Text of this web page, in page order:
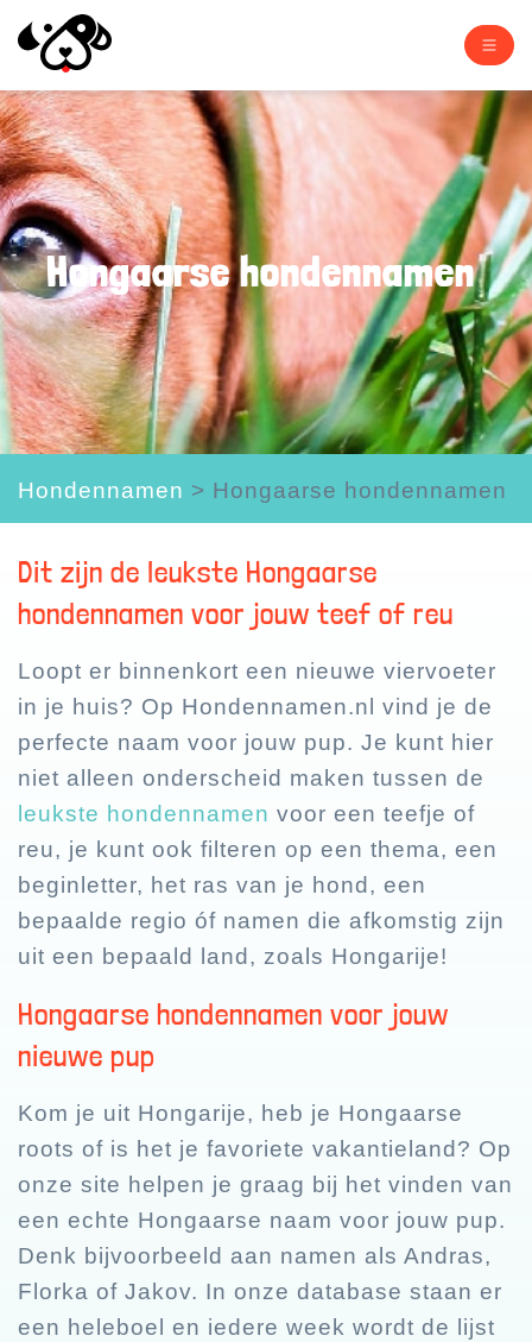
Hongaarse hondennamen
Hondennamen > Hongaarse hondennamen
Dit zijn de leukste Hongaarse
hondennamen voor jouw teef of reu
Loopt er binnenkort een nieuwe viervoeter
in je huis? Op Hondennamen.nl vind je de
perfecte naam voor jouw pup. Je kunt hier
niet alleen onderscheid maken tussen de
leukste hondennamen voor een teefje of
reu, je kunt ook filteren op een thema, een
beginletter, het ras van je hond, een
bepaalde regio óf namen die afkomstig zijn
uit een bepaald land, zoals Hongarije!
Hongaarse hondennamen voor jouw
nieuwe pup
Kom je uit Hongarije, heb je Hongaarse
roots of is het je favoriete vakantieland? Op
onze site helpen je graag bij het vinden van
een echte Hongaarse naam voor jouw pup.
Denk bijvoorbeeld aan namen als Andras,
Florka of Jakov. In onze database staan er
een heleboel en iedere week wordt de lijst